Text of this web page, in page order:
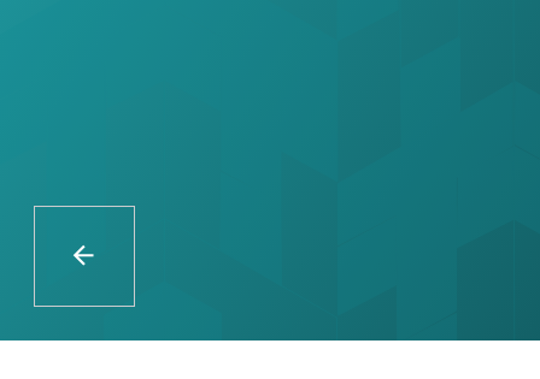
В данный момент
не осуществляется